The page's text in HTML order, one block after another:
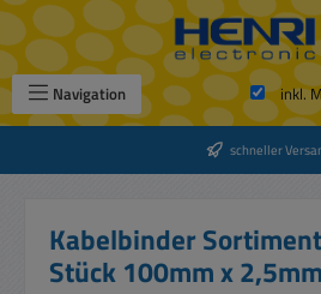
Zum Hauptinhalt springen
Navigation inkl.
schneller
Kabelbinder
Stück 100mm x